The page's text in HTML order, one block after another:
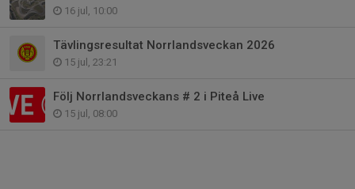
16 jul, 10:00
Tävlingsresultat Norrlandsveckan 2026
15 jul, 23:21
Följ Norrlandsveckans # 2 i Piteå Live
15 jul, 08:00